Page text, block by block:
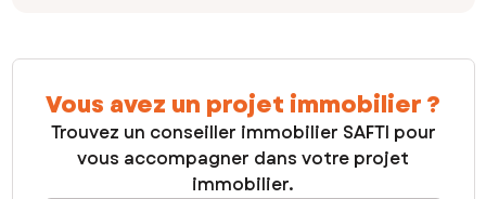
Vous avez un projet immobilier ?
Trouvez un conseiller immobilier SAFTI pour
vous accompagner dans votre projet
immobilier.